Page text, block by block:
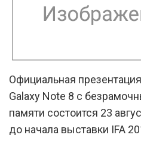
Официальная
Galaxy Note 8 с
памяти состоится 23
до начала выставки IFA